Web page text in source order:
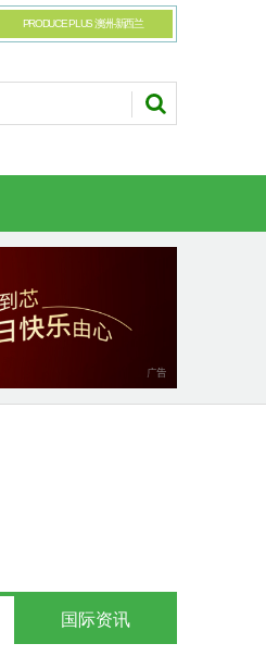
PRODUCE PLUS 澳洲-新西兰
国际资讯